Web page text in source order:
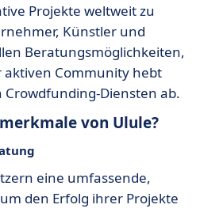
Projekte weltweit zu
Künstler und
Beratungsmöglichkeiten,
aktiven Community hebt
Crowdfunding-Diensten ab.
von Ulule?
eine umfassende,
den Erfolg ihrer Projekte